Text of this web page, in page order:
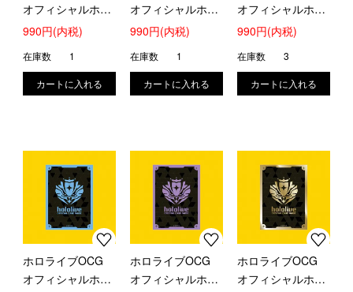
オフィシャルホロ
カスリーブ エリザ
ラッドフレイム
990円(内税)
在庫数 1
オフィシャルホロ
カスリーブ ジジ・
990円(内税)
在庫数 1
オフィシャルホロ
カスリーブ (ブラ
990円(内税)
在庫数 3
ホロライブOCG
オフィシャルホロ
ホロライブOCG
オフィシャルホロ
ホロライブOCG
オフィシャルホロ